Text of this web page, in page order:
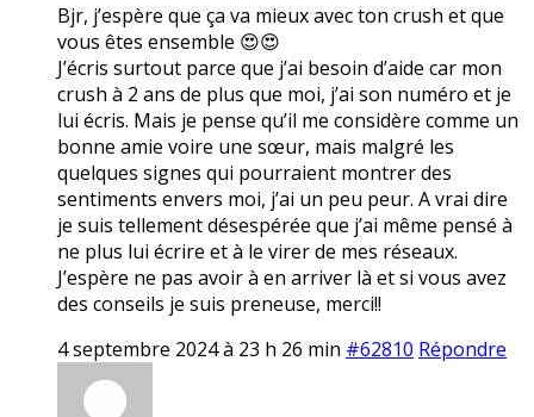
Bjr, j’espère que ça va mieux avec ton crush et que
vous êtes ensemble 😍😍
J’écris surtout parce que j’ai besoin d’aide car mon
crush à 2 ans de plus que moi, j’ai son numéro et je
lui écris. Mais je pense qu’il me considère comme un
bonne amie voire une sœur, mais malgré les
quelques signes qui pourraient montrer des
sentiments envers moi, j’ai un peu peur. A vrai dire
je suis tellement désespérée que j’ai même pensé à
ne plus lui écrire et à le virer de mes réseaux.
J’espère ne pas avoir à en arriver là et si vous avez
des conseils je suis preneuse, merci!!
4 septembre 2024 à 23 h 26 min #62810 Répondre